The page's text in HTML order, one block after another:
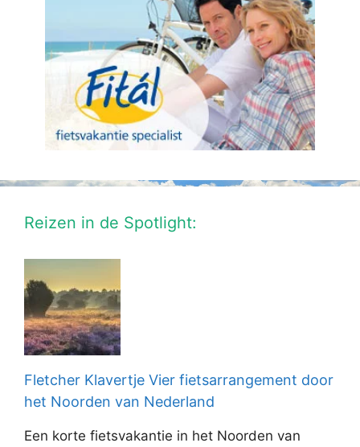
Reizen in de Spotlight:
Fletcher Klavertje Vier fietsarrangement door
het Noorden van Nederland
Een korte fietsvakantie in het Noorden van